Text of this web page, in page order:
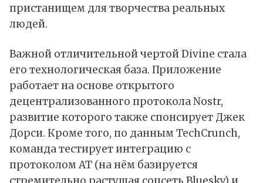
пристанищем для творчества реальных
людей.
Важной отличительной чертой Divine стала
его технологическая база. Приложение
работает на основе открытого
децентрализованного протокола Nostr,
развитие которого также спонсирует Джек
Дорси. Кроме того, по данным TechCrunch,
команда тестирует интеграцию с
протоколом AT (на нём базируется